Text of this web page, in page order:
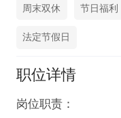
周末双休 节日福利
法定节假日
职位详情
岗位职责：